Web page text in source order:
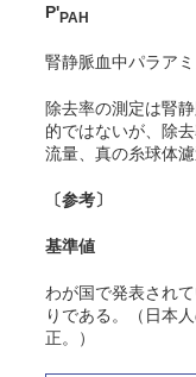
P'PAH
腎静脈血中パラア
除去率の測定は腎
的ではないが、除
流量、真の糸球体
〔参考〕
基準値
わが国で発表され
りである。（日本
正。）